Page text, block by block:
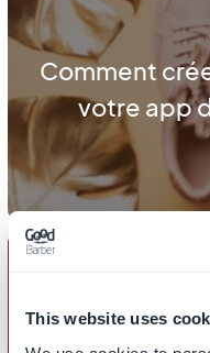
This website uses
Comment
votre app